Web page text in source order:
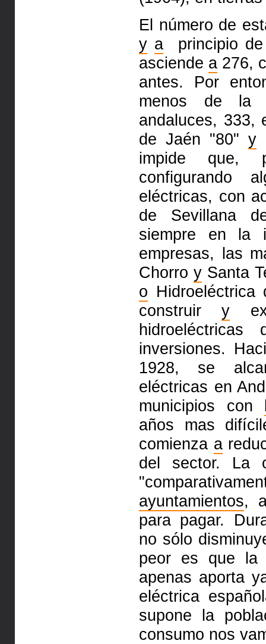
El número de
y a principio
asciende a 276,
antes. Por
menos de la
andaluces, 333,
de Jaén "80" y
impide que,
configurando
eléctricas, con
de Sevillana
siempre en la
empresas, las
Chorro y Santa
o
construiry
hidroeléctricas
inversiones.
1928, se
eléctricas en
municipios con
años mas
comienza a
del sector. La
ayuntamientos,
para pagar.
no sólo
peor es que la
apenas aporta
eléctrica
supone la
consumo nos